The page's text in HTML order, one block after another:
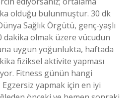
olduğu bulunmuştur. 30 dk
Sağlık Örgütü, genç-yaşlı
dakika olmak üzere vücudun
uygun yoğunlukta, haftada
fiziksel aktivite yapması
Fitness günün hangi
Egzersiz yapmak için en iyi